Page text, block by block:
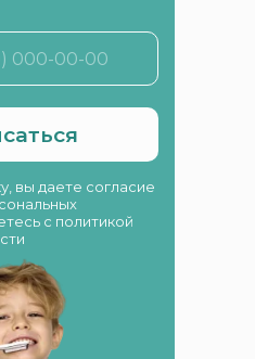
вы даете согласие
c политикой